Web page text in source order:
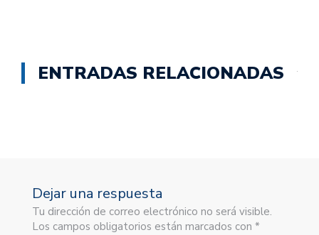
ENTRADAS RELACIONADAS
Dejar una respuesta
Tu dirección de correo electrónico no será visible.
Los campos obligatorios están marcados con *